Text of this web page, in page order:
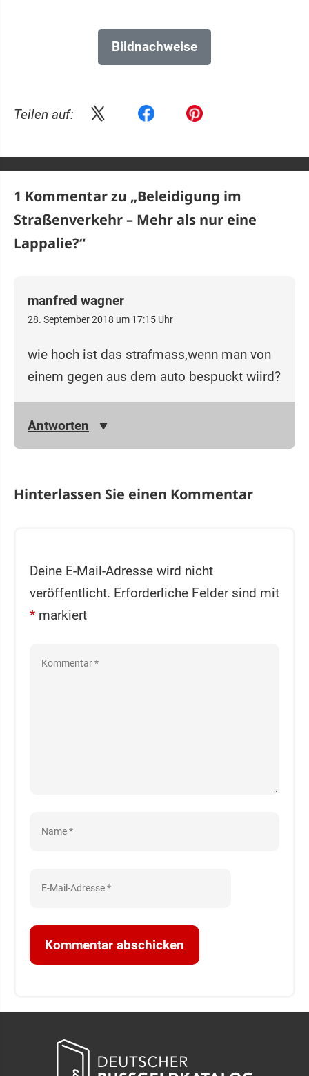
Bildnachweise
Teilen auf:
1 Kommentar zu „Beleidigung im
Straßenverkehr – Mehr als nur eine
Lappalie?“
manfred wagner
28. September 2018 um 17:15 Uhr
wie hoch ist das strafmass,wenn man von
einem gegen aus dem auto bespuckt wiird?
Antworten
Hinterlassen Sie einen Kommentar
Deine E-Mail-Adresse wird nicht
veröffentlicht. Erforderliche Felder sind mit
* markiert